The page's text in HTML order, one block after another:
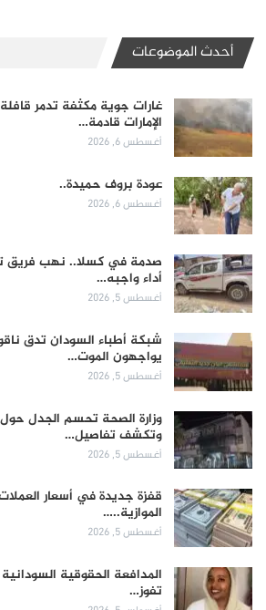
أحدث الموضوعات
غارات جوية مكثفة تدمر
الإمارات قادمة…
أغسطس 6, 2026
عودة بروف حميدة..
أغسطس 6, 2026
صدمة في كسلا.. نهب فريق
أداء واجبه…
أغسطس 5, 2026
شبكة أطباء السودان تدق
يواجهون الموت…
أغسطس 5, 2026
وزارة الصحة تحسم الجدل
وتكشف تفاصيل…
أغسطس 5, 2026
قفزة جديدة في أسعار
الموازية..…
أغسطس 5, 2026
المدافعة الحقوقية
تفوز…